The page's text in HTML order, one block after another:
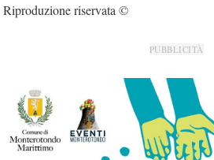
Riproduzione riservata ©
PUBBLICITÀ